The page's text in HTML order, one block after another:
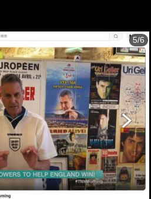
5/6